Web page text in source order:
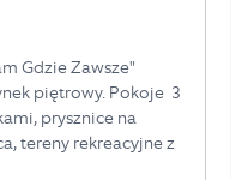
Gdzie Zawsze"
piętrowy. Pokoje 3
prysznice na
tereny rekreacyjne z